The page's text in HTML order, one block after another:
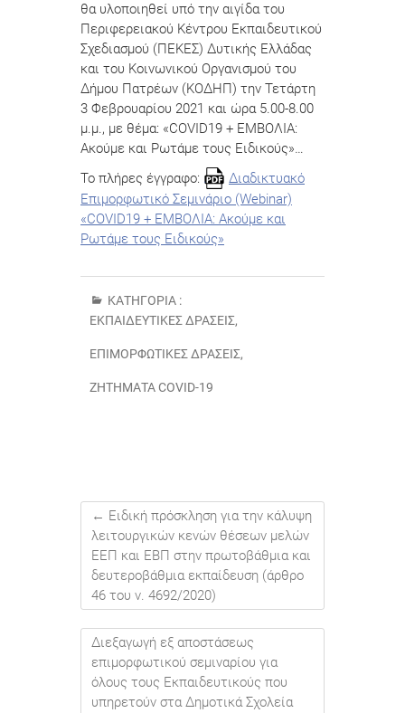
θα υλοποιηθεί υπό την αιγίδα του
Περιφερειακού Κέντρου Εκπαιδευτικού
Σχεδιασμού (ΠΕΚΕΣ) Δυτικής Ελλάδας
και του Κοινωνικού Οργανισμού του
Δήμου Πατρέων (ΚΟΔΗΠ) την Τετάρτη
3 Φεβρουαρίου 2021 και ώρα 5.00-8.00
μ.μ., με θέμα: «COVID19 + ΕΜΒΟΛΙΑ:
Ακούμε και Ρωτάμε τους Ειδικούς»…
Το πλήρες έγγραφο:
Διαδικτυακό
Επιμορφωτικό Σεμινάριο (Webinar)
«COVID19 + ΕΜΒΟΛΙΑ: Ακούμε και
Ρωτάμε τους Ειδικούς»
ΚΑΤΗΓΟΡΊΑ :
ΕΚΠΑΙΔΕΥΤΙΚΈΣ ΔΡΆΣΕΙΣ,
ΕΠΙΜΟΡΦΩΤΙΚΈΣ ΔΡΆΣΕΙΣ,
ΖΗΤΉΜΑΤΑ COVID-19
← Ειδική πρόσκληση για την κάλυψη
λειτουργικών κενών θέσεων μελών
ΕΕΠ και ΕΒΠ στην πρωτοβάθμια και
δευτεροβάθμια εκπαίδευση (άρθρο
46 του ν. 4692/2020)
Διεξαγωγή εξ αποστάσεως
επιμορφωτικού σεμιναρίου για
όλους τους Εκπαιδευτικούς που
υπηρετούν στα Δημοτικά Σχολεία